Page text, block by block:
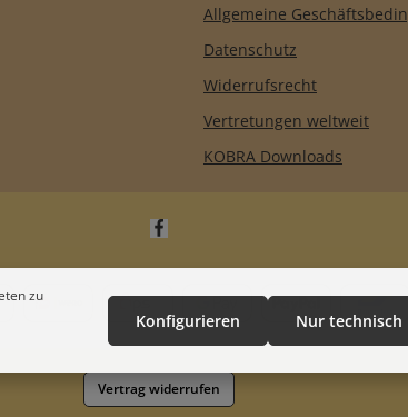
Allgemeine
Datenschutz
Widerrufsrecht
Vertretungen weltweit
KOBRA Downloads
Vertrag widerrufen
zu
Nur
Konfigurieren